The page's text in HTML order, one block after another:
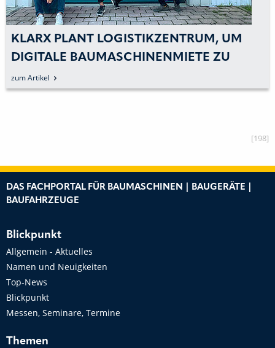
KLARX PLANT LOGISTIKZENTRUM, UM
DIGITALE BAUMASCHINENMIETE ZU
PERFEKTIONIEREN
zum Artikel
[198]
DAS FACHPORTAL FÜR BAUMASCHINEN | BAUGERÄTE |
BAUFAHRZEUGE
Blickpunkt
Allgemein - Aktuelles
Namen und Neuigkeiten
Top-News
Blickpunkt
Messen, Seminare, Termine
Themen